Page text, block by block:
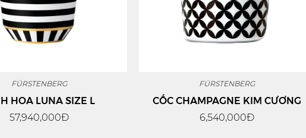
FÜRSTENBERG
HOA LUNA SIZE L
57,940,000Đ
FÜRSTENBERG
CỐC CHAMPAGNE KIM CƯƠNG
6,540,000Đ